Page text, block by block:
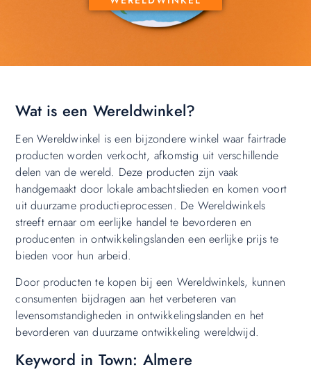
Wat is een Wereldwinkel?
Een Wereldwinkel is een bijzondere winkel waar fairtrade
producten worden verkocht, afkomstig uit verschillende
delen van de wereld. Deze producten zijn vaak
handgemaakt door lokale ambachtslieden en komen voort
uit duurzame productieprocessen. De Wereldwinkels
streeft ernaar om eerlijke handel te bevorderen en
producenten in ontwikkelingslanden een eerlijke prijs te
bieden voor hun arbeid.
Door producten te kopen bij een Wereldwinkels, kunnen
consumenten bijdragen aan het verbeteren van
levensomstandigheden in ontwikkelingslanden en het
bevorderen van duurzame ontwikkeling wereldwijd.
Keyword in Town: Almere